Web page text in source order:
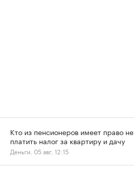
Кто из пенсионеров имеет право не
платить налог за квартиру и дачу
Деньги, 05 авг, 12:15